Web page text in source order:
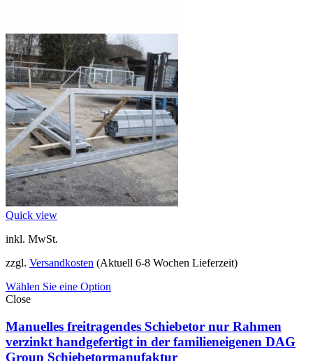
Quick view
inkl. MwSt.
zzgl. Versandkosten (Aktuell 6-8 Wochen Lieferzeit)
Wählen Sie eine Option
Close
Manuelles freitragendes Schiebetor nur Rahmen
verzinkt handgefertigt in der familieneigenen DAG
Group Schiebetormanufaktur